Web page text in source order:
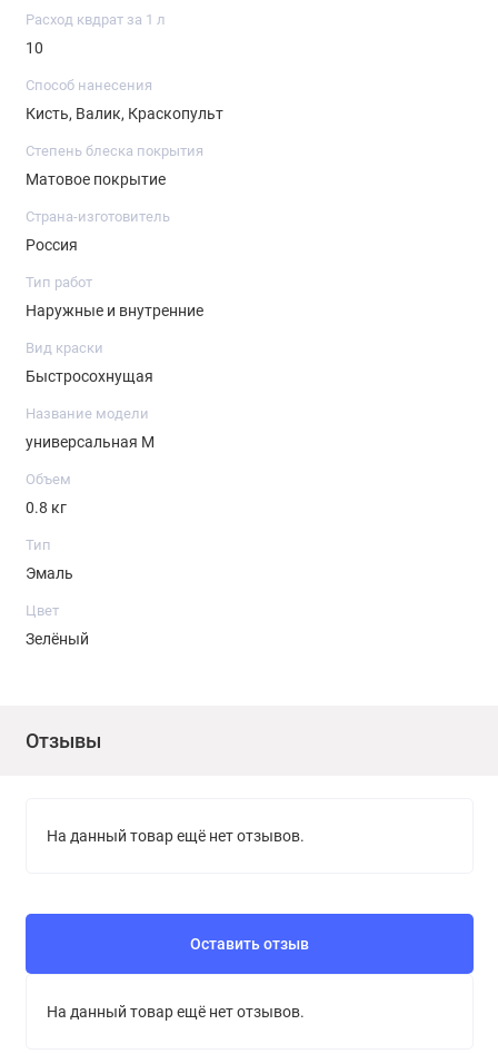
мытье. Сразу после работы инструменты промыть водой.
Расход квдрат за 1 л
10
Способ нанесения
Кисть, Валик, Краскопульт
Степень блеска покрытия
Матовое покрытие
Страна-изготовитель
Россия
Тип работ
Наружные и внутренние
Вид краски
Быстросохнущая
Название модели
универсальная М
Объем
0.8 кг
Тип
Эмаль
Цвет
Зелёный
Отзывы
На данный товар ещё нет отзывов.
Оставить отзыв
На данный товар ещё нет отзывов.